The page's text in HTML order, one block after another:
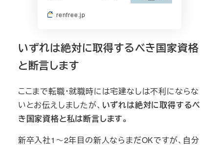
renfree.jp
いずれは絶対に取得するべき国家資格
と断言します
ここまで転職・就職時には宅建なしは不利にならな
いとお伝えしましたが、 いずれは絶対に取得するべ
き国家資格と私は断言します。
新卒入社1～2年目の新人ならまだOKですが、自分